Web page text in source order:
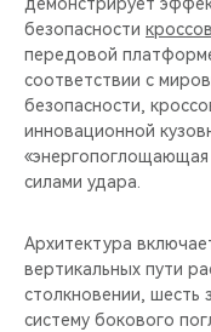
демонстрирует
безопасности
передовой
соответствии с
безопасности,
инновационной
силами удара.
Архитектура
вертикальных пути
столкновении,
систему бокового